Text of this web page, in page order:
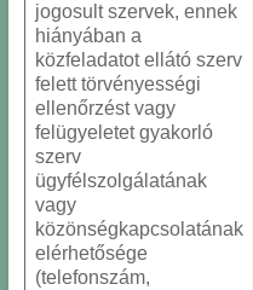
jogosult szervek, ennek
hiányában a
közfeladatot ellátó szerv
felett törvényességi
ellenőrzést vagy
felügyeletet gyakorló
szerv
ügyfélszolgálatának
vagy
közönségkapcsolatának
elérhetősége
(telefonszám,